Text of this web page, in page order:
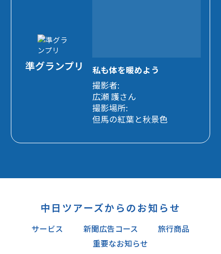
準グランプリ
私も体を暖めよう
撮影者:
広瀬 護さん
撮影場所:
但馬の紅葉と秋景色
中日ツアーズからのお知らせ
サービス 新聞広告コース
旅行商品
重要なお知らせ